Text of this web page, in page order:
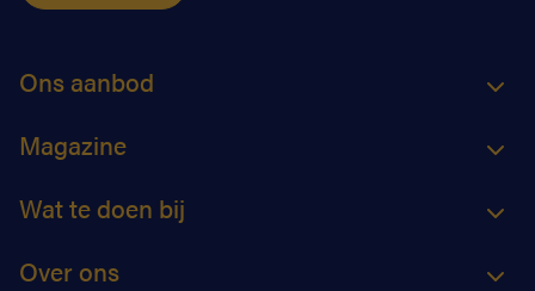
Ons aanbod
Magazine
Wat te doen bij
Over ons